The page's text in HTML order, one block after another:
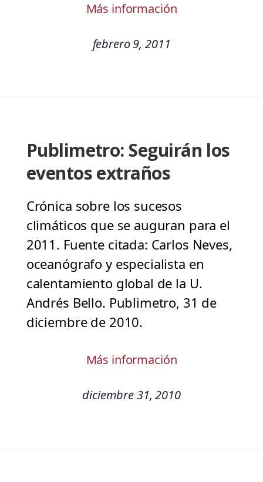
Más información
febrero 9, 2011
Publimetro: Seguirán los
eventos extraños
Crónica sobre los sucesos
climáticos que se auguran para el
2011. Fuente citada: Carlos Neves,
oceanógrafo y especialista en
calentamiento global de la U.
Andrés Bello. Publimetro, 31 de
diciembre de 2010.
Más información
diciembre 31, 2010